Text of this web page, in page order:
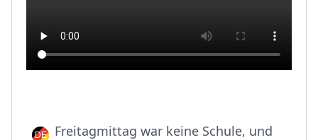
Freitagmittag war keine Schule, und